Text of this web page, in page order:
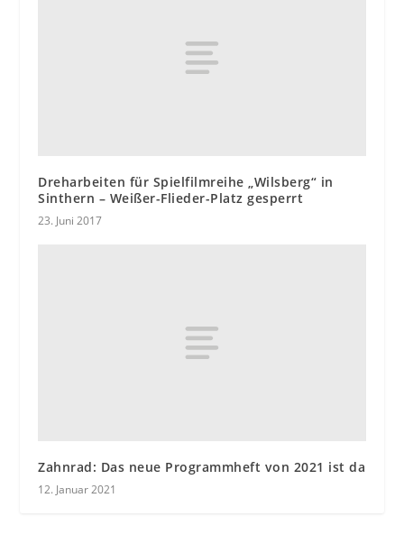
Dreharbeiten für Spielfilmreihe „Wilsberg“ in
Sinthern – Weißer-Flieder-Platz gesperrt
23. Juni 2017
Zahnrad: Das neue Programmheft von 2021 ist da
12. Januar 2021